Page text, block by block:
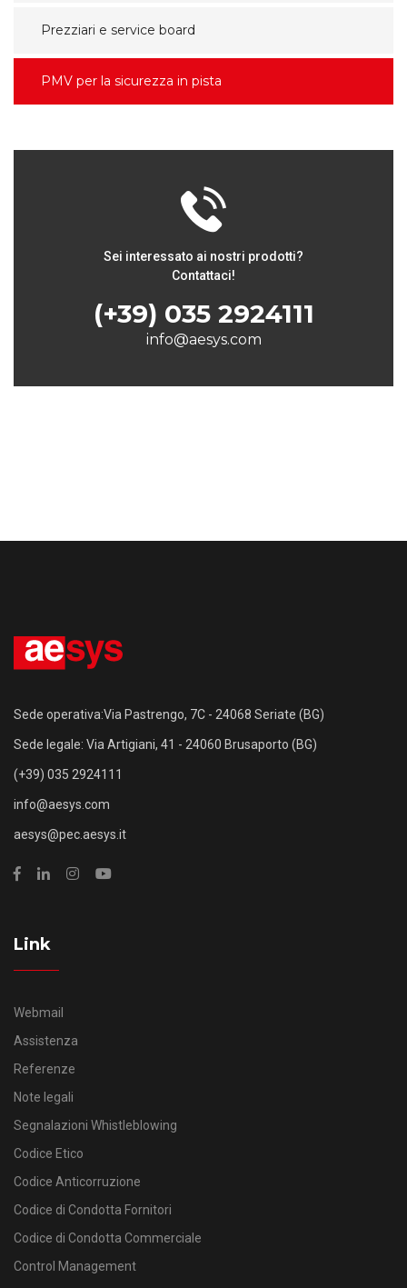
Prezziari e service board
PMV per la sicurezza in pista
Sei interessato ai nostri prodotti?
Contattaci!
(+39) 035 2924111
info@aesys.com
Sede operativa:Via Pastrengo, 7C - 24068 Seriate (BG)
Sede legale: Via Artigiani, 41 - 24060 Brusaporto (BG)
(+39) 035 2924111
info@aesys.com
aesys@pec.aesys.it
Link
Webmail
Assistenza
Referenze
Note legali
Segnalazioni Whistleblowing
Codice Etico
Codice Anticorruzione
Codice di Condotta Fornitori
Codice di Condotta Commerciale
Control Management